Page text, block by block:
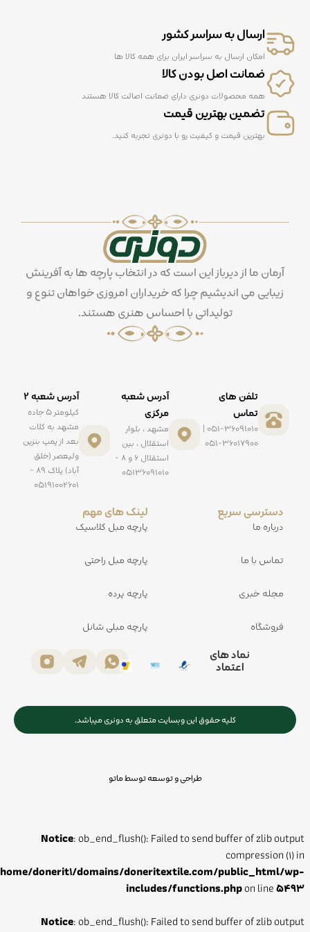
ند
س
ی،
ا
س
پر
ت
ارسال به سراسر کشور
امکان ارسال به سراسر ایران برای همه کالا ها
ضمانت اصل بودن کالا
همه محصولات دونری دارای ضمانت اصالت کالا هستند
تضمین بهترین قیمت
بهترین قیمت و کیفیت رو با دونری تجربه کنید.
آرمان ما از دیرباز این است که در انتخاب پارچه ها به آفرینش
زیبایی می اندیشیم چرا که خریداران امروزی خواهان تنوع و
تولیداتی با احساس هنری هستند.
تلفن های
تماس
051-36091010 |
051-36017900
آدرس شعبه
مرکزی
مشهد ، بلوار
استقلال ، بین
استقلال ۶ و ۸ -
۰۵۱۳۶۰۹۱۰۱۰
آدرس شعبه ۲
کیلومتر ۵ جاده
مشهد به کلات
بعد از پمپ بنزین
ولیعصر (خلق
آباد) پلاک ۸۹ -
۰۵۱۹۱۰۰۲۶۰۱
دسترسی سریع
درباره ما
تماس با ما
مجله خبری
فروشگاه
لینک های مهم
پارچه مبل کلاسیک
پارچه مبل راحتی
پارچه پرده
پارچه مبلی شانل
نماد های
اعتماد
کلیه حقوق این وبسایت متعلق به دونری میباشد.
طراحی و توسعه توسط ماتو
Notice: ob_end_flush(): Failed to send buffer of zlib output
compression (1) in
/home/donerit1/domains/doneritextile.com/public_html/wp-
includes/functions.phpon line5493
Notice: ob_end_flush(): Failed to send buffer of zlib output